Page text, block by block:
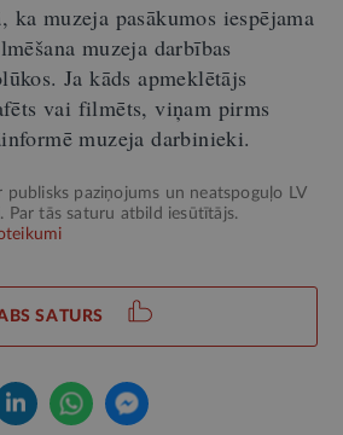
ka muzeja pasākumos iespējama
muzeja darbības
Ja kāds apmeklētājs
vai filmēts, viņam pirms
muzeja darbinieki.
publisks paziņojums un neatspoguļo LV
Par tās saturu atbild iesūtītājs.
SATURS